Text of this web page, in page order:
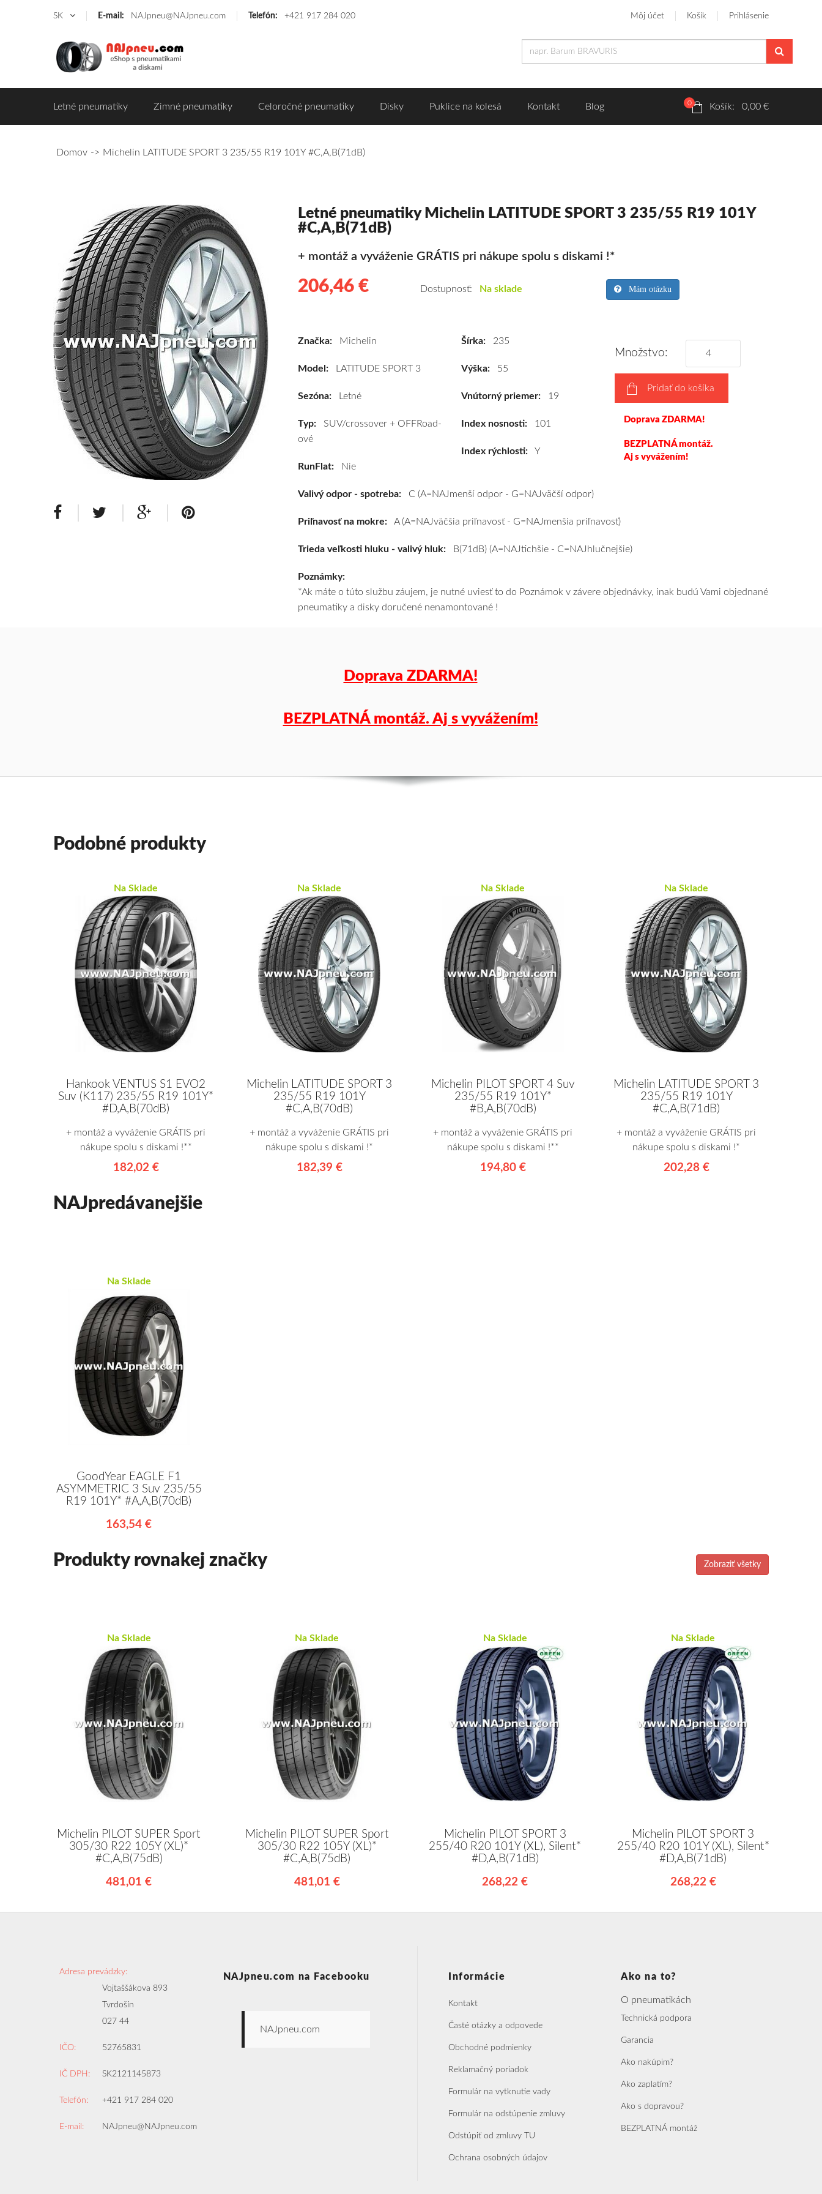
SK E-mail: NAJpneu@NAJpneu.com Telefón: +421 917 284 020 Môj účet Košík Prihlásenie
Letné pneumatiky Zimné pneumatiky Celoročné pneumatiky Disky Puklice na kolesá Kontakt Blog 0 Košík: 0,00 €
Domov Michelin LATITUDE SPORT 3 235/55 R19 101Y #C,A,B(71dB)
Letné pneumatiky Michelin LATITUDE SPORT 3 235/55 R19 101Y
#C,A,B(71dB)
+ montáž a vyváženie GRÁTIS pri nákupe spolu s diskami !*
206,46 €
SUV/crossover
Michelin
R19
kúpite
cenu
a
pneumatiky
obujeme
disky
a
Dostupnosť: Na sklade Mám otázku
Značka: Michelin
Model: LATITUDE SPORT 3
Sezóna: Letné
Typ: SUV/crossover + OFFRoad-
ové
RunFlat: Nie
Šírka:235
Výška:55
Vnútorný priemer:19
Index nosnosti:101
Index rýchlosti:Y
Množstvo:
Pridať do košíka
Doprava ZDARMA!
BEZPLATNÁ montáž.
Aj s vyvážením!
Valivý odpor - spotreba: C (A=NAJmenší odpor - G=NAJväčší odpor)
Priľnavosť na mokre: A (A=NAJväčšia priľnavosť - G=NAJmenšia priľnavosť)
Trieda veľkosti hluku - valivý hluk: B(71dB) (A=NAJtichšie - C=NAJhlučnejšie)
Poznámky:
*Ak máte o túto službu záujem, je nutné uviesť to do Poznámok v závere objednávky, inak budú Vami objednané
pneumatiky a disky doručené nenamontované !
Doprava ZDARMA!
BEZPLATNÁ montáž. Aj s vyvážením!
Podobné produkty
Na Sklade
Hankook VENTUS S1 EVO2
Suv (K117) 235/55 R19 101Y*
#D,A,B(70dB)
+ montáž a vyváženie GRÁTIS pri
nákupe spolu s diskami !**
182,02 €
Na Sklade
Michelin LATITUDE SPORT 3
235/55 R19 101Y
#C,A,B(70dB)
+ montáž a vyváženie GRÁTIS pri
nákupe spolu s diskami !*
182,39 €
Na Sklade
Michelin PILOT SPORT 4 Suv
235/55 R19 101Y*
#B,A,B(70dB)
+ montáž a vyváženie GRÁTIS pri
nákupe spolu s diskami !**
194,80 €
Na Sklade
Michelin LATITUDE SPORT 3
235/55 R19 101Y
#C,A,B(71dB)
+ montáž a vyváženie GRÁTIS pri
nákupe spolu s diskami !*
202,28 €
NAJpredávanejšie
Na Sklade
GoodYear EAGLE F1
ASYMMETRIC 3 Suv 235/55
R19 101Y* #A,A,B(70dB)
163,54 €
Produkty rovnakej značky Zobraziť všetky
Na Sklade
Michelin PILOT SUPER Sport
305/30 R22 105Y (XL)*
#C,A,B(75dB)
481,01 €
Na Sklade
Michelin PILOT SUPER Sport
305/30 R22 105Y (XL)*
#C,A,B(75dB)
481,01 €
Na Sklade
Michelin PILOT SPORT 3
255/40 R20 101Y (XL), Silent*
#D,A,B(71dB)
268,22 €
Na Sklade
Michelin PILOT SPORT 3
255/40 R20 101Y (XL), Silent*
#D,A,B(71dB)
268,22 €
Adresa prevádzky:
Vojtaššákova 893
Tvrdošín
027 44
IČO: 52765831
IČ DPH: SK2121145873
Telefón: +421 917 284 020
E-mail: NAJpneu@NAJpneu.com
NAJpneu.com na Facebooku
NAJpneu.com
Informácie
Kontakt
Časté otázky a odpovede
Obchodné podmienky
Reklamačný poriadok
Formulár na vytknutie vady
Formulár na odstúpenie zmluvy
Odstúpiť od zmluvy TU
Ochrana osobných údajov
Ako na to?
O pneumatikách
Technická podpora
Garancia
Ako nakúpim?
Ako zaplatím?
Ako s dopravou?
BEZPLATNÁ montáž